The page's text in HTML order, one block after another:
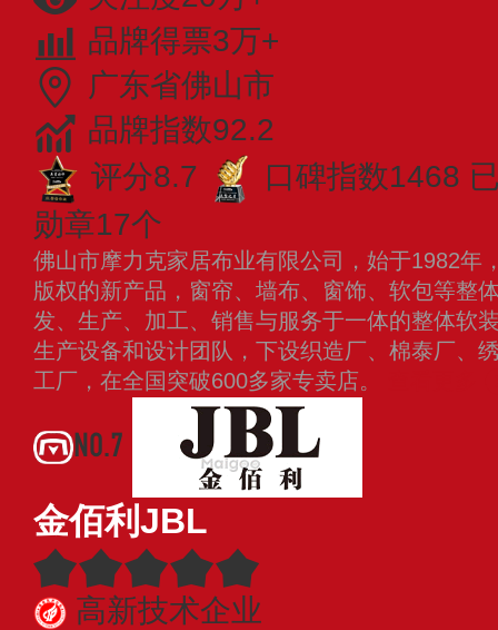
品牌得票3万+
广东省佛山市
品牌指数92.2
评分8.7
口碑指数1468
勋章17个
佛山市摩力克家居布业有限公司，始于1982年
版权的新产品，窗帘、墙布、窗饰、软包等整
发、生产、加工、销售与服务于一体的整体软
生产设备和设计团队，下设织造厂、棉泰厂、
工厂，在全国突破600多家专卖店。
NO.7
金佰利JBL
高新技术企业